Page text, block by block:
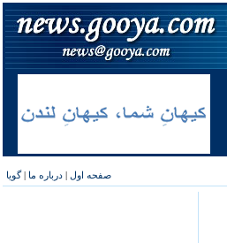
صفحه اول | درباره ما |گویا